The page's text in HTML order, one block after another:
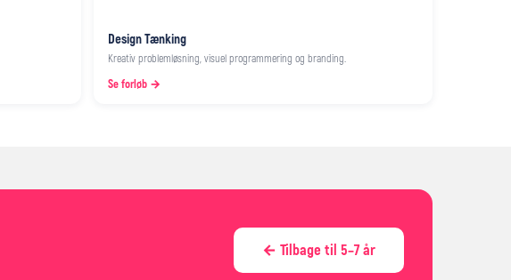
Design Tænking
Kreativ problemløsning, visuel programmering og branding.
Se forløb →
← Tilbage til 5–7 år